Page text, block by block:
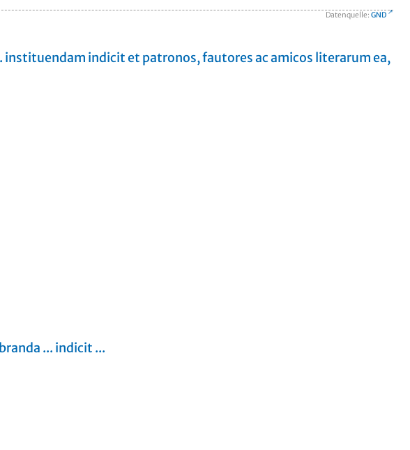
Datenquelle: GND
indicit et patronos, fautores ac amicos literarum ea,
... indicit ...